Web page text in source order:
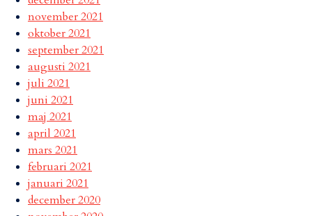
november 2021
oktober 2021
september 2021
augusti 2021
juli 2021
juni 2021
maj 2021
april 2021
mars 2021
februari 2021
januari 2021
december 2020